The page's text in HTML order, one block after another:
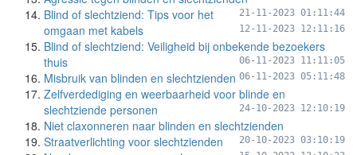
21-11-2023 01:11:44
Blind of slechtziend: Tips voor het
omgaan met kabels
12-11-2023 12:11:16
Blind of slechtziend: Veiligheid bij onbekende bezoekers
thuis
06-11-2023 11:11:05
Misbruik van blinden en slechtzienden 06-11-2023 05:11:48
Zelfverdediging en weerbaarheid voor blinde en
slechtziende personen
24-10-2023 12:10:19
Niet claxonneren naar blinden en slechtzienden
20-10-2023 03:10:19
Straatverlichting voor slechtzienden